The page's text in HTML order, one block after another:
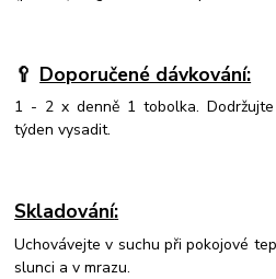
🥄 Doporučené dávkování:
1 - 2 x denně 1 tobolka.
týden vysadit.
Skladování:
Uchovávejte v suchu při pokojové
slunci a v mrazu.